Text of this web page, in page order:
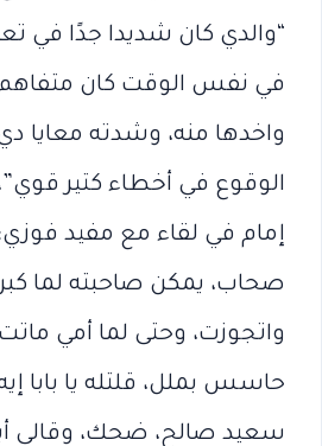
“والدي كان شديدا جدًا في
في نفس الوقت كان
واخدها منه، وشدته معايا
الوقوع في أخطاء كتير
إمام في لقاء مع مفيد
صحاب، يمكن صاحبته لما كبر
واتجوزت، وحتى لما أمي
حاسس بملل، قلتله يا بابا
سعيد صالح، ضحك، وقالي